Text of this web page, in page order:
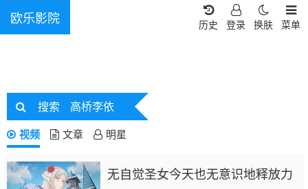
欧乐影院 菜单
换肤
登录
历史
搜索 高桥李依
视频 文章 明星
无自觉圣女今天也无意识地释放力